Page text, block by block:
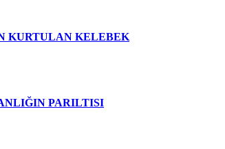
KURTULAN KELEBEK
PARILTISI